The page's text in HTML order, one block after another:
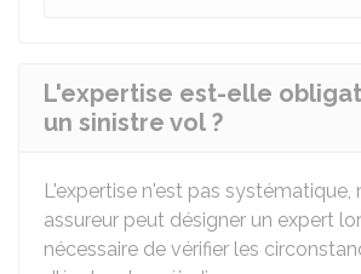
L'expertise est-elle
un sinistre vol ?
L'expertise n'est pas systématique,
assureur peut désigner un expert
nécessaire de vérifier les